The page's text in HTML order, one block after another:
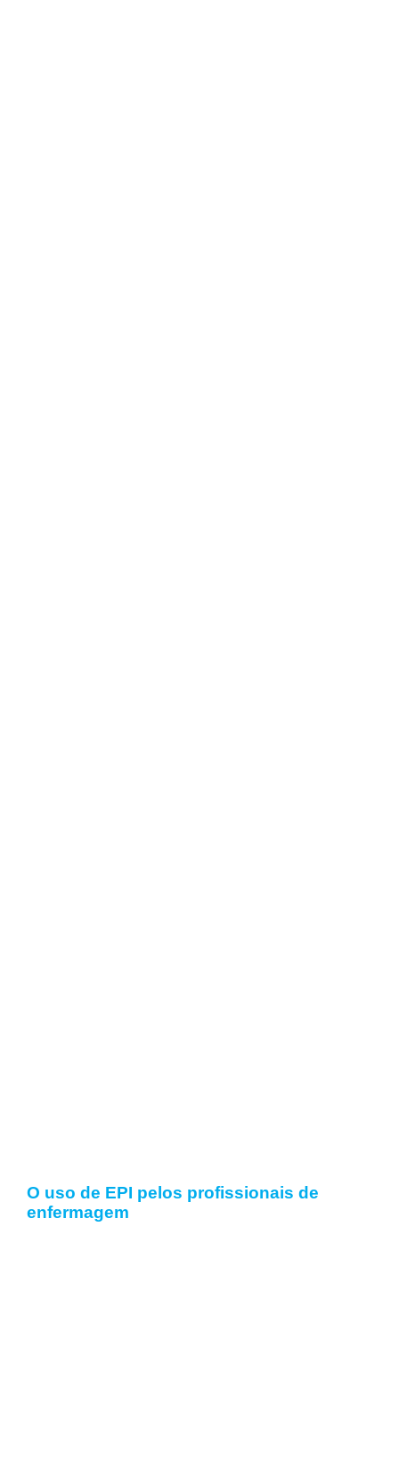
O uso de EPI pelos profissionais de
enfermagem